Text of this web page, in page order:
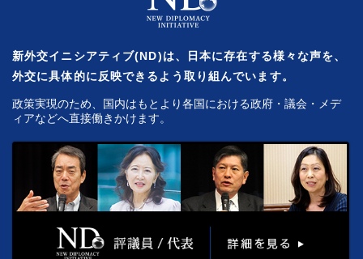
新外交イニシアティブ(ND)は、日本に存在する様々な声を、
外交に具体的に反映できるよう取り組んでいます。
政策実現のため、国内はもとより各国における政府・議会・メデ
ィアなどへ直接働きかけます。